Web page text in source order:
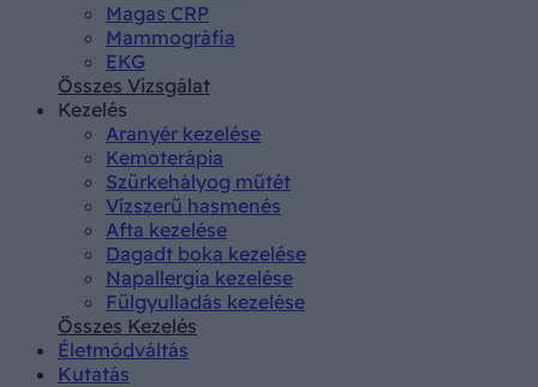
Magas CRP
Mammográfia
EKG
Összes Vizsgálat
Kezelés
Aranyér kezelése
Kemoterápia
Szürkehályog műtét
Vízszerű hasmenés
Afta kezelése
Dagadt boka kezelése
Napallergia kezelése
Fülgyulladás kezelése
Összes Kezelés
Életmódváltás
Kutatás